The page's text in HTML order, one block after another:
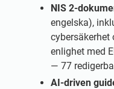
Transportation &
NIS 2-
engelska),
cybersäkerhet
enlighet med
— 77
AI-driven